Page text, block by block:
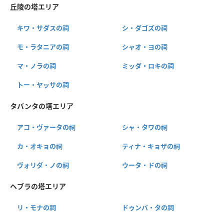
丘陵の塔エリア
キワ・サダスの祠 シ・ダゴズの祠
モ・ラタニアの祠 シャオ・ヨの祠
マ・ノラの祠 ミッダ・ロキの祠
トー・ヤッサの祠
タバンタの塔エリア
アコ・ヴァータの祠 シャ・タワの祠
カ・オキョの祠 ティナ・キョザの祠
ヴォリダ・ノの祠 ウータ・ドの祠
ヘブラの塔エリア
リ・モナの祠 ドゥンバ・タの祠